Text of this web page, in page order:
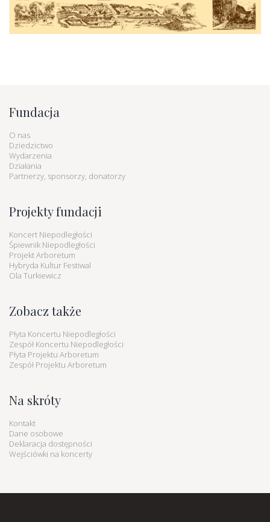
Fundacja
O nas
Dziedzictwo
Wydarzenia
Działania
Partnerzy, sponsorzy, donatorzy
Projekty fundacji
Koncert Niepodległości
Śpiewnik Niepodległości
Projekt Arboretum
Hybryda Kultur Festiwal
Ola Turkiewicz
Zobacz także
Płyta Koncertu Niepodległości
Zespół Koncertu Niepodległości
Płyta Projektu Arboretum
Zespół Projektu Arboretum
Na skróty
Kontakt
Dane osobowe
Deklaracja dostępności
Wejściówki na koncerty